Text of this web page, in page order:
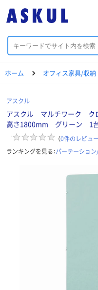
ホーム オフィス家具/収納
アスクル
アスクル マルチワーク
高さ1800mm グリーン 1
（0件のレビュー
ランキングを見る：パーテーション